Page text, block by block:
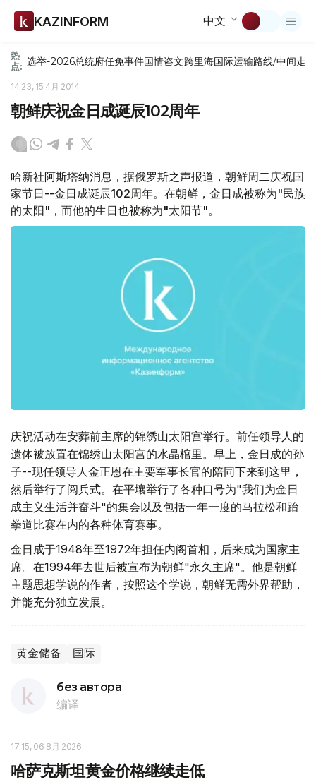
KAZINFORM 中文
热
点: 选举-2026总统府任免事件国情咨文跨里海国际运输路线/中间走廊
14:23, 15 4月 2014
朝鲜庆祝金日成诞辰102周年
哈新社阿斯塔纳消息，据俄罗斯之声报道，朝鲜周二庆祝国
家节日--金日成诞辰102周年。在朝鲜，金日成被称为"民族
的太阳"，而他的生日也被称为"太阳节"。
庆祝活动在安葬前主席的锦绣山太阳宫举行。前任领导人的
遗体被放置在锦绣山太阳宫的水晶棺里。早上，金日成的孙
子--现任领导人金正恩在主要军事长官的陪同下来到这里，
然后举行了阅兵式。在平壤举行了各种口号为"我们为金日
成主义生活并奋斗"的集会以及包括一年一度的马拉松和跆
拳道比赛在内的各种体育赛事。
金日成于1948年至1972年担任内阁首相，后来成为国家主
席。在1994年去世后被宣布为朝鲜"永久主席"。他是朝鲜
主题思想学说的作者，按照这个学说，朝鲜无需外界帮助，
并能充分独立发展。
黄金储备 国际
без автора
编译
17:15, 06 8月 2026
哈萨克斯坦黄金价格继续走低